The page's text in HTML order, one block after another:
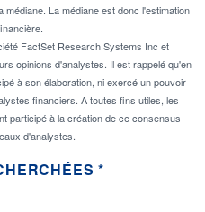
La médiane est donc l'estimation
FactSet Research Systems Inc et
opinions d'analystes. Il est rappelé qu'en
à son élaboration, ni exercé un pouvoir
financiers. A toutes fins utiles, les
participé à la création de ce consensus
d'analystes.
*